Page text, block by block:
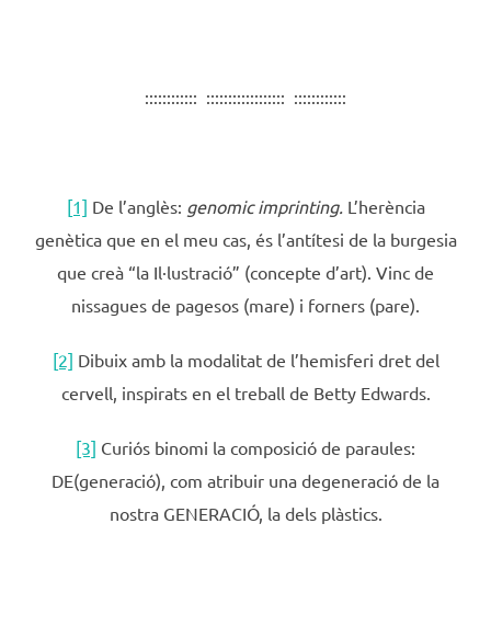
:::::::::::: :::::::::::::::::: ::::::::::::
[1] De l’anglès: genomic imprinting. L’herència
genètica que en el meu cas, és l’antítesi de la burgesia
que creà “la Il·lustració” (concepte d’art). Vinc de
nissagues de pagesos (mare) i forners (pare).
[2] Dibuix amb la modalitat de l’hemisferi dret del
cervell, inspirats en el treball de Betty Edwards.
[3] Curiós binomi la composició de paraules:
DE(generació), com atribuir una degeneració de la
nostra GENERACIÓ, la dels plàstics.